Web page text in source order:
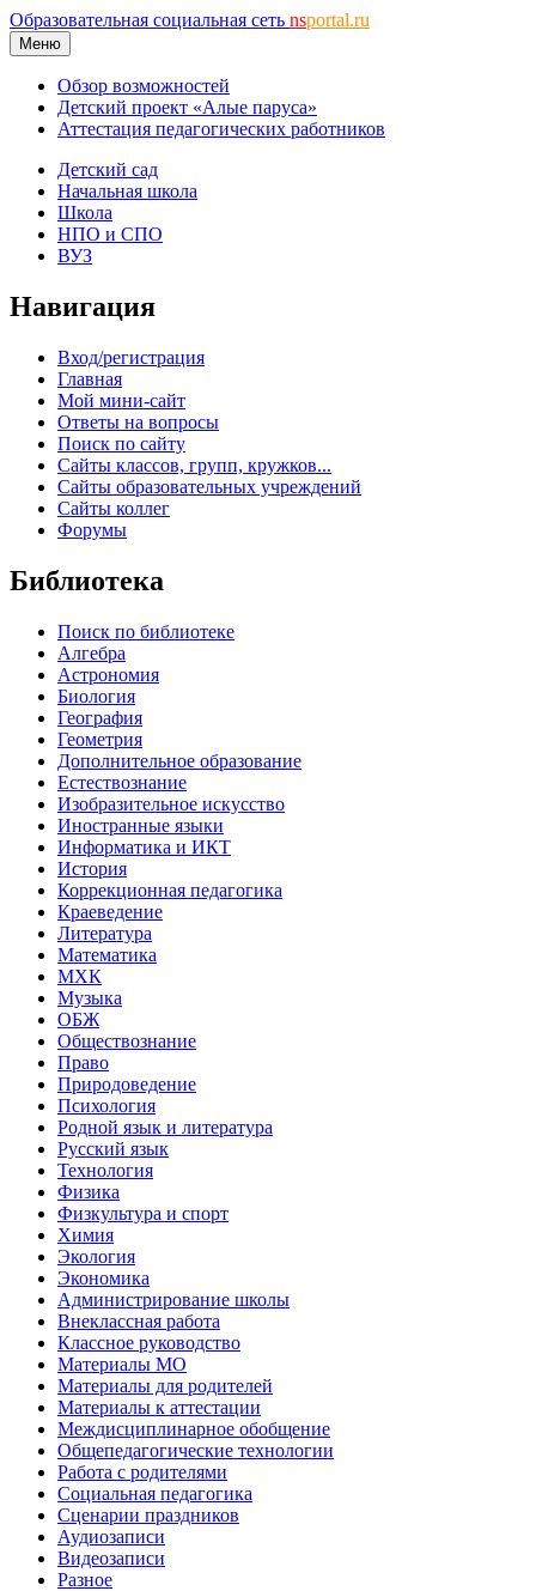
Образовательная социальная сеть nsportal.ru
Меню
Обзор возможностей
Детский проект «Алые паруса»
Аттестация педагогических работников
Детский сад
Начальная школа
Школа
НПО и СПО
ВУЗ
Навигация
Вход/регистрация
Главная
Мой мини-сайт
Ответы на вопросы
Поиск по сайту
Сайты классов, групп, кружков...
Сайты образовательных учреждений
Сайты коллег
Форумы
Библиотека
Поиск по библиотеке
Алгебра
Астрономия
Биология
География
Геометрия
Дополнительное образование
Естествознание
Изобразительное искусство
Иностранные языки
Информатика и ИКТ
История
Коррекционная педагогика
Краеведение
Литература
Математика
МХК
Музыка
ОБЖ
Обществознание
Право
Природоведение
Психология
Родной язык и литература
Русский язык
Технология
Физика
Физкультура и спорт
Химия
Экология
Экономика
Администрирование школы
Внеклассная работа
Классное руководство
Материалы МО
Материалы для родителей
Материалы к аттестации
Междисциплинарное обобщение
Общепедагогические технологии
Работа с родителями
Социальная педагогика
Сценарии праздников
Аудиозаписи
Видеозаписи
Разное